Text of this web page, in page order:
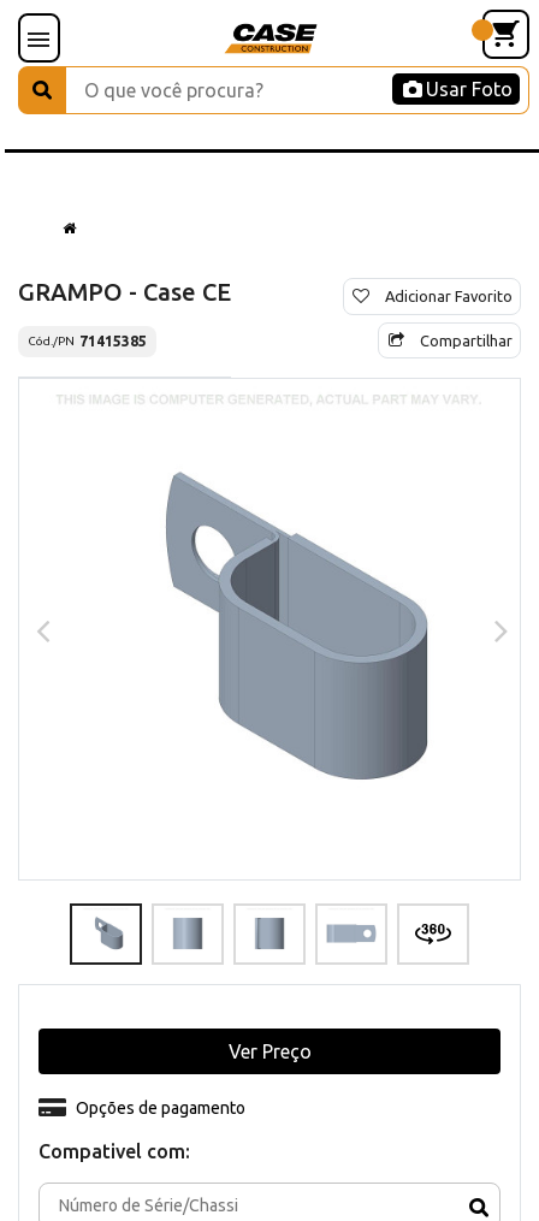
Usar Foto
GRAMPO - Case CE
Cód./PN 71415385
Adicionar Favorito
Compartilhar
Compativel com:
Opções de pagamento
Ver Preço